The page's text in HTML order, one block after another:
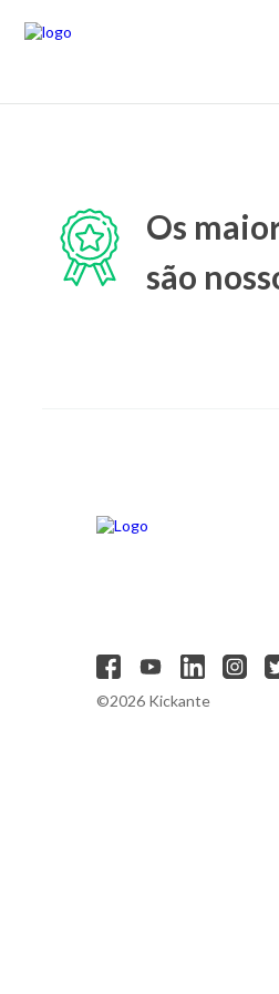
Os
são
©2026 Kickante